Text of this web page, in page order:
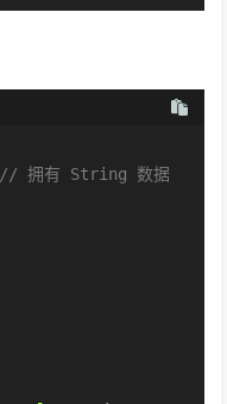
// 拥有 String 数据